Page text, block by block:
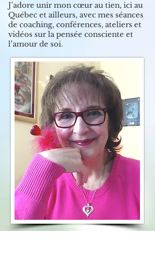
J’adore unir mon cœur au tien, ici au
Québec et ailleurs, avec mes séances
de coaching, conférences, ateliers et
vidéos sur la pensée consciente et
l’amour de soi.